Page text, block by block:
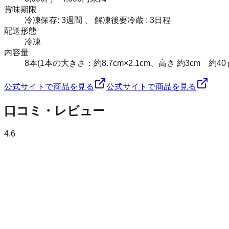
賞味期限
冷凍保存: 3週間 、 解凍後要冷蔵 : 3日程
配送形態
冷凍
内容量
8本(1本の大きさ：約8.7cm×2.1cm、高さ 約3cm 約40
公式サイトで商品を見る 公式サイトで商品を見る
口コミ・レビュー
4.6